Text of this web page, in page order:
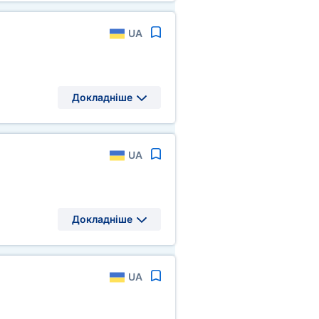
UA
Докладніше
UA
Докладніше
UA